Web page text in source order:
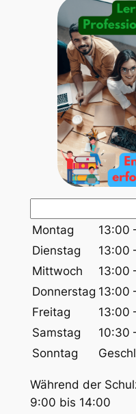
u
e
n
Montag
13:00
Dienstag
13:00
Mittwoch
13:00
Donnerstag 13:00
Freitag
13:00
Samstag
10:30
Sonntag
Während der
9:00 bis 14:00